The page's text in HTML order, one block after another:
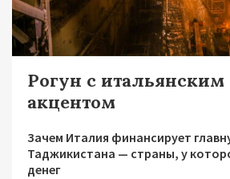
Рогун с итальянским
акцентом
Зачем Италия финансирует
Таджикистана — страны, у
денег